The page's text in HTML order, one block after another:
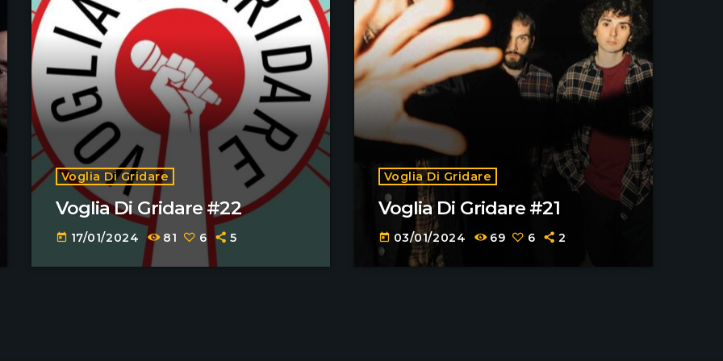
Voglia Di Gridare
Voglia Di Gridare #22
today 17/01/2024 81 6 5
Voglia Di Gridare
Voglia Di Gridare #21
today 03/01/2024 69 6 2